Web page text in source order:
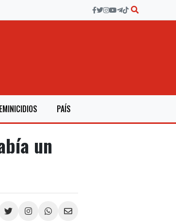
PAÍS
un